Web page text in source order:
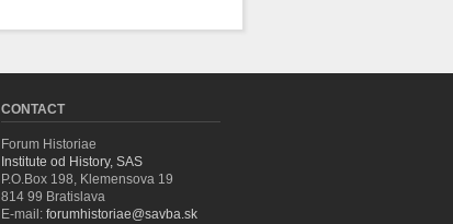
CONTACT
Forum Historiae
Institute od History, SAS
P.O.Box 198, Klemensova 19
814 99 Bratislava
E-mail: forumhistoriae@savba.sk